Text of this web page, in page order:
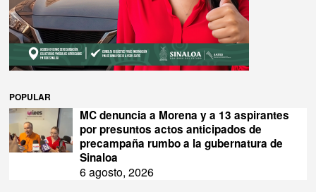
POPULAR
MC denuncia a Morena y a 13 aspirantes
por presuntos actos anticipados de
precampaña rumbo a la gubernatura de
Sinaloa
6 agosto, 2026